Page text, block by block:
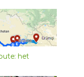
het